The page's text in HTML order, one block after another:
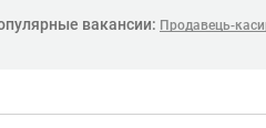
вакансии: Продавець-